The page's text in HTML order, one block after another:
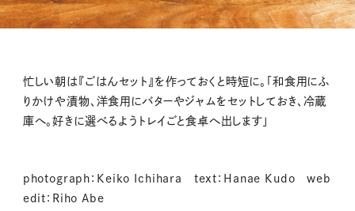
忙しい朝は『ごはんセット』を作っておくと時短に。「和食用にふ
りかけや漬物、洋食用にバターやジャムをセットしておき、冷蔵
庫へ。好きに選べるようトレイごと食卓へ出します」
photograph：Keiko Ichihara text：Hanae Kudo web
edit：Riho Abe